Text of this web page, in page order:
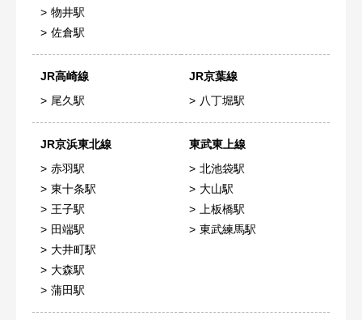
物井駅
佐倉駅
JR高崎線
尾久駅
JR京葉線
八丁堀駅
JR京浜東北線
赤羽駅
東十条駅
王子駅
田端駅
大井町駅
大森駅
蒲田駅
東武東上線
北池袋駅
大山駅
上板橋駅
東武練馬駅